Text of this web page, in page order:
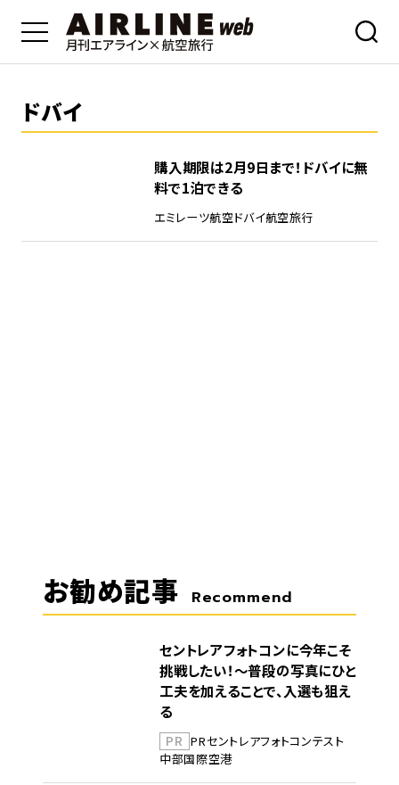
ドバイ
購入期限は2月9日まで！ドバイに無
料で1泊できる
エミレーツ航空ドバイ航空旅行
お勧め記事 Recommend
セントレアフォトコンに今年こそ
挑戦したい！～普段の写真にひと
工夫を加えることで、入選も狙え
る
PR PRセントレアフォトコンテスト
中部国際空港